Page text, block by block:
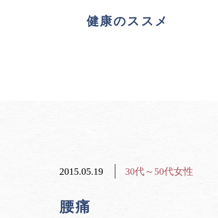
健康のススメ
2015.05.19 30代～50代女性
腰痛